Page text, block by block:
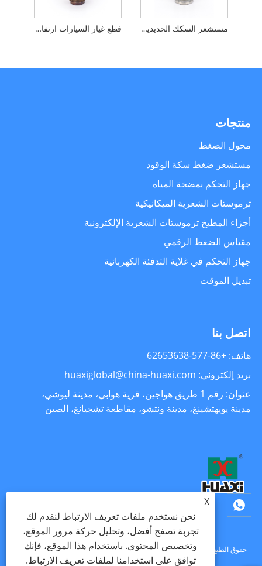
قطع غيار السيارات ارتفاع ضغط السكك الحديدية المشتركة الاستشعار مستشعر السكك الحديدية المشتركة لضغط الزيت
منتجات
محول الضغط
مستشعر ضغط سكة الوقود
جهاز التحكم بمضخة المياه
ترموستات الشعرية الميكانيكية
أجزاء المطبخ ترموستات الشعرية الإلكترونية
مقياس الضغط الرقمي
جهاز التحكم في غلاية التدفئة الكهربائية
تبديل الموقت
اتصل بنا
هاتف: +86-577-62653638
بريد إلكتروني: huaxiglobal@china-huaxi.com
عنوان: رقم 1 طريق هواجين، قرية هوابي، مدينة ليوشي،
مدينة يويهتشينغ، مدينة ونتشو، مقاطعة تشجيانغ، الصين
حقوق الطبع والنشر © 2024 شركة Zhejiang Huaxi Electronics Co., Ltd. جميع
X
نحن نستخدم ملفات تعريف الارتباط لنقدم لك
تجربة تصفح أفضل، وتحليل حركة مرور الموقع،
وتخصيص المحتوى. باستخدام هذا الموقع، فإنك
توافق على استخدامنا لملفات تعريف الارتباط.